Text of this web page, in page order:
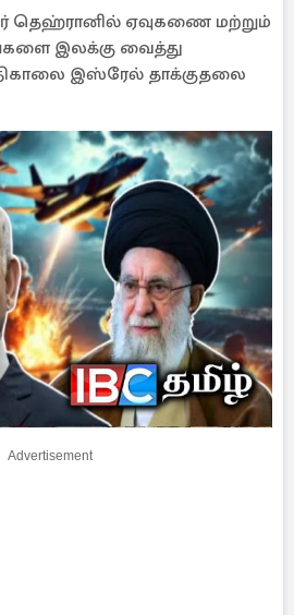
தெஹ்ரானில் ஏவுகணை மற்றும்
இலக்கு வைத்து
இஸ்ரேல் தாக்குதலை
Advertisement